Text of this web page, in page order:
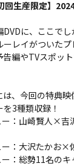
回生産限定】
に、ここで
レイがついたプ
編やTVスポッ
、今回の特典
3種類収録！
ー：山崎賢人×
ー：大沢たかお×
：総勢11名の